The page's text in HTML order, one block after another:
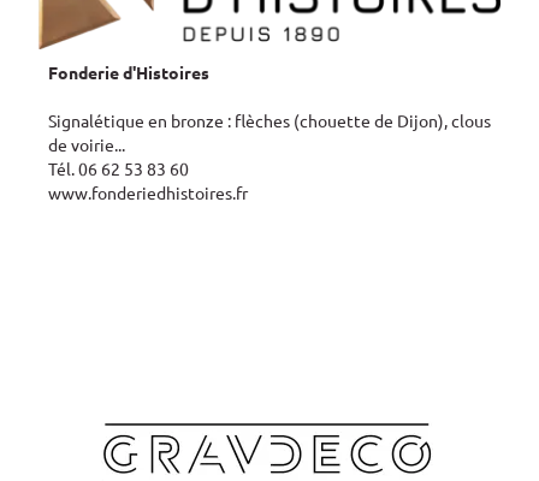
Fonderie d'Histoires
Signalétique en bronze : flèches (chouette de Dijon), clous
de voirie...
Tél. 06 62 53 83 60
www.fonderiedhistoires.fr